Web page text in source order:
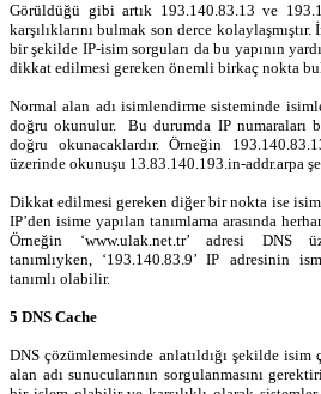
Görüldüğü gibi artık 193.140.83.13 ve
karşılıklarını bulmak son derce
bir şekilde IP-isim sorguları da bu yapının
dikkat edilmesi gereken önemli birkaç nokta
Normal alan adı isimlendirme sisteminde
doğru okunulur. Bu durumda IP numaraları
doğru okunacaklardır. Örneğin
üzerinde okunuşu 13.83.140.193.in-addr.arpa
Dikkat edilmesi gereken diğer bir nokta ise
IP’den isime yapılan tanımlama arasında
Örneğin ‘www.ulak.net.tr’ adresi DNS
tanımlıyken, ‘193.140.83.9’ IP adresinin
tanımlı olabilir.
5 DNS Cache
DNS çözümlemesinde anlatıldığı şekilde isim
alan adı sunucularının sorgulanmasını